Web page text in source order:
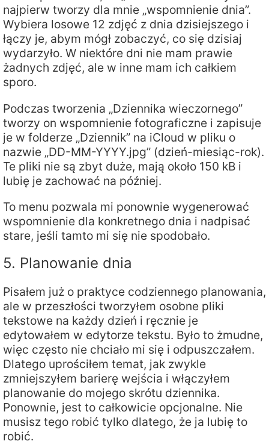
najpierw tworzy dla mnie „wspomnienie dnia”.
Wybiera losowe 12 zdjęć z dnia dzisiejszego i
łączy je, abym mógł zobaczyć, co się dzisiaj
wydarzyło. W niektóre dni nie mam prawie
żadnych zdjęć, ale w inne mam ich całkiem
sporo.
Podczas tworzenia „Dziennika wieczornego”
tworzy on wspomnienie fotograficzne i zapisuje
je w folderze „Dziennik” na iCloud w pliku o
nazwie „DD-MM-YYYY.jpg” (dzień-miesiąc-rok).
Te pliki nie są zbyt duże, mają około 150 kB i
lubię je zachować na później.
To menu pozwala mi ponownie wygenerować
wspomnienie dla konkretnego dnia i nadpisać
stare, jeśli tamto mi się nie spodobało.
5. Planowanie dnia
Pisałem już o praktyce codziennego planowania,
ale w przeszłości tworzyłem osobne pliki
tekstowe na każdy dzień i ręcznie je
edytowałem w edytorze tekstu. Było to żmudne,
więc często nie chciało mi się i odpuszczałem.
Dlatego uprościłem temat, jak zwykle
zmniejszyłem barierę wejścia i włączyłem
planowanie do mojego skrótu dziennika.
Ponownie, jest to całkowicie opcjonalne. Nie
musisz tego robić tylko dlatego, że ja lubię to
robić.